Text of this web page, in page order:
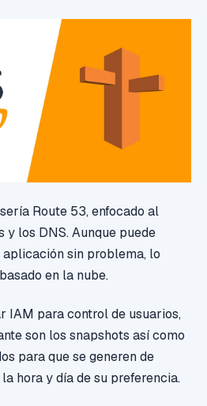
Route 53, enfocado al
y los DNS. Aunque puede
sin problema, lo
en la nube.
IAM para control de usuarios,
son los snapshots así como
para que se generen de
hora y día de su preferencia.